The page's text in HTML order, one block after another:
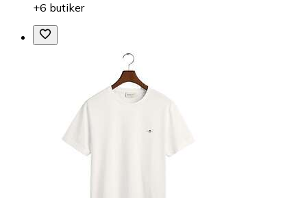
+6 butiker